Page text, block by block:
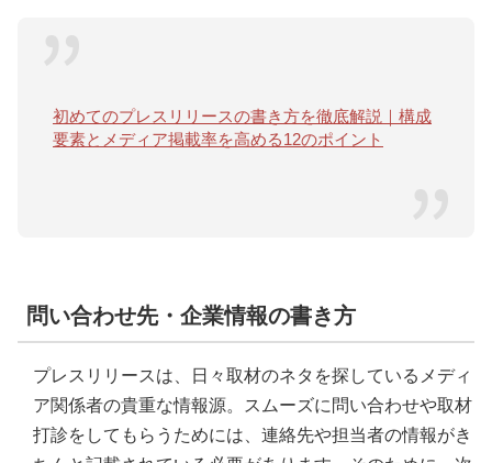
初めてのプレスリリースの書き方を徹底解説｜構成
要素とメディア掲載率を高める12のポイント
問い合わせ先・企業情報の書き方
プレスリリースは、日々取材のネタを探しているメディ
ア関係者の貴重な情報源。スムーズに問い合わせや取材
打診をしてもらうためには、連絡先や担当者の情報がき